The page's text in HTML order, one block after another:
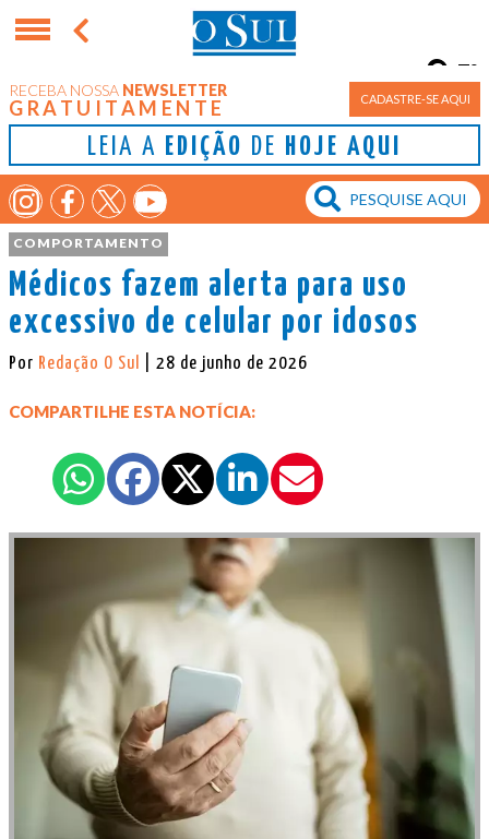
RECEBA NOSSA NEWSLETTER
GRATUITAMENTE CADASTRE-SE AQUI
LEIA A EDIÇÃO DE HOJE AQUI
Porto Alegre
7°
COMPORTAMENTO
Médicos fazem alerta para uso
excessivo de celular por idosos
Por Redação O Sul | 28 de junho de 2026
COMPARTILHE ESTA NOTÍCIA: